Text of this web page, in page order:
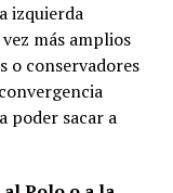
izquierda
más amplios
o conservadores
poder sacar a